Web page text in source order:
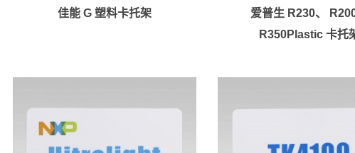
佳能 G 塑料卡托架
爱普生 R230、 R200
R350Plastic 卡托